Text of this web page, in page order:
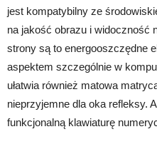
jest kompatybilny ze
na jakość obrazu i widoczność
strony są to energooszczędne
aspektem szczególnie w
ułatwia również matowa
nieprzyjemne dla oka refleksy.
funkcjonalną klawiaturę